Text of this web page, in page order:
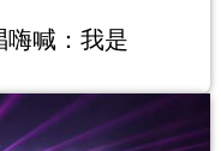
喊：我是